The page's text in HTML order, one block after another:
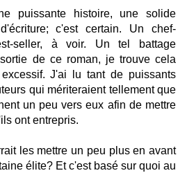
puissante histoire, une solide
c'est certain. Un chef-
seller, à voir. Un tel battage
de ce roman, je trouve cela
J'ai lu tant de puissants
qui mériteraient tellement que
un peu vers eux afin de mettre
ont entrepris.
les mettre un peu plus en avant
élite? Et c'est basé sur quoi au